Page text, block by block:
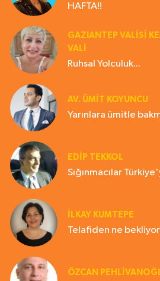
HAFTA!!
GAZIANTEP VALISI
VALİ
Ruhsal Yolculuk...
AV. ÜMIT KOYUNCU
Yarınlara ümitle
EDIP TEKKOL
Sığınmacılar
İLKAY KUMTEPE
Telafiden ne
ÖZCAN